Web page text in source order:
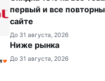
первый и все
сайте
До 31 августа, 2026
Ниже рынка
До 31 августа, 2026